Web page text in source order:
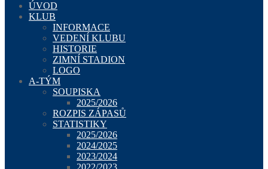
ÚVOD
KLUB
INFORMACE
VEDENÍ KLUBU
HISTORIE
ZIMNÍ STADION
LOGO
A-TÝM
SOUPISKA
2025/2026
ROZPIS ZÁPASŮ
STATISTIKY
2025/2026
2024/2025
2023/2024
2022/2023